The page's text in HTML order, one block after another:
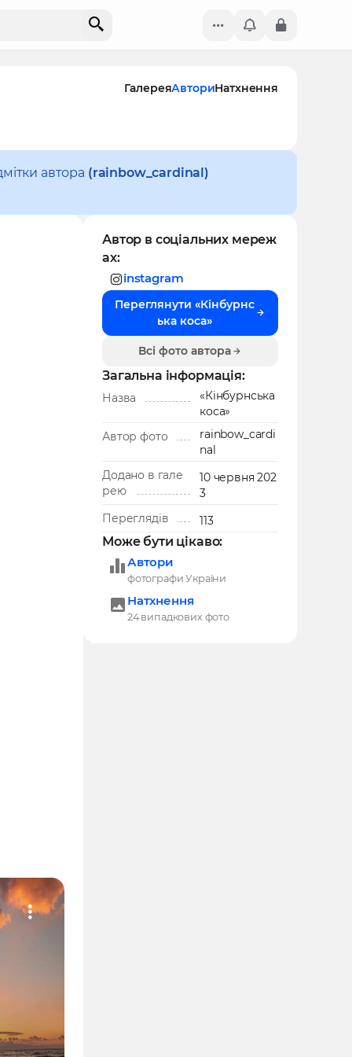
ГалереяАвториНатхнення
автора (rainbow_cardinal)
Автор в соціальних мереж
ах:
instagram
Переглянути «Кінбурнс
ька коса»
Всі фото автора
Загальна інформація:
Назва
«Кінбурнська
коса»
Автор фото
rainbow_cardi
nal
Додано в гале
рею
10 червня 202
3
Переглядів
113
Може бути цікаво:
Автори
фотографи України
Натхнення
24 випадкових фото